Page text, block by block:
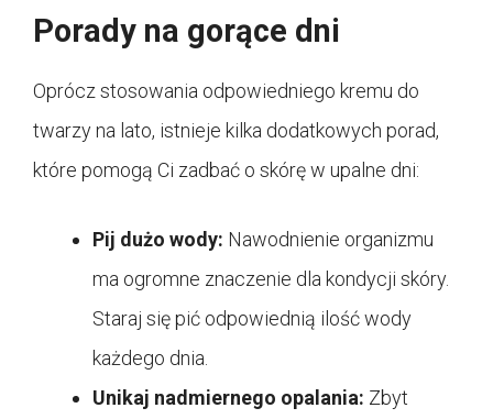
Porady na gorące dni
Oprócz stosowania odpowiedniego kremu do
twarzy na lato, istnieje kilka dodatkowych porad,
które pomogą Ci zadbać o skórę w upalne dni:
Pij dużo wody: Nawodnienie organizmu
ma ogromne znaczenie dla kondycji skóry.
Staraj się pić odpowiednią ilość wody
każdego dnia.
Unikaj nadmiernego opalania: Zbyt